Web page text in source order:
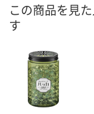
この商品を見
す